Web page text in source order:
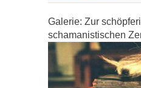
Galerie: Zur
schamanistischen